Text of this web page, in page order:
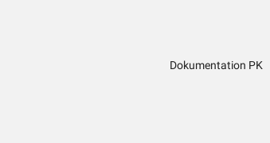
Dokumentation PK